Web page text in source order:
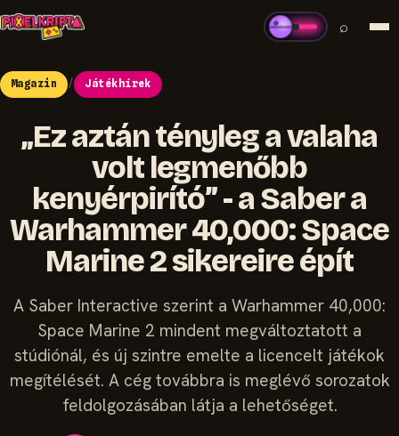
⌕
Magazin / Játékhírek
„Ez aztán tényleg a valaha
volt legmenőbb
kenyérpirító” - a Saber a
Warhammer 40,000: Space
Marine 2 sikereire épít
A Saber Interactive szerint a Warhammer 40,000:
Space Marine 2 mindent megváltoztatott a
stúdiónál, és új szintre emelte a licencelt játékok
megítélését. A cég továbbra is meglévő sorozatok
feldolgozásában látja a lehetőséget.